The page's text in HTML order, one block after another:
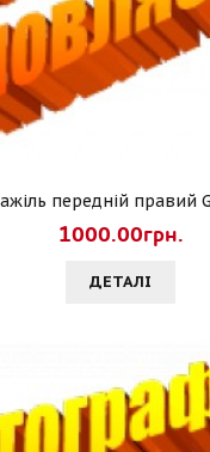
передній правий
1000.00грн.
ДЕТАЛI